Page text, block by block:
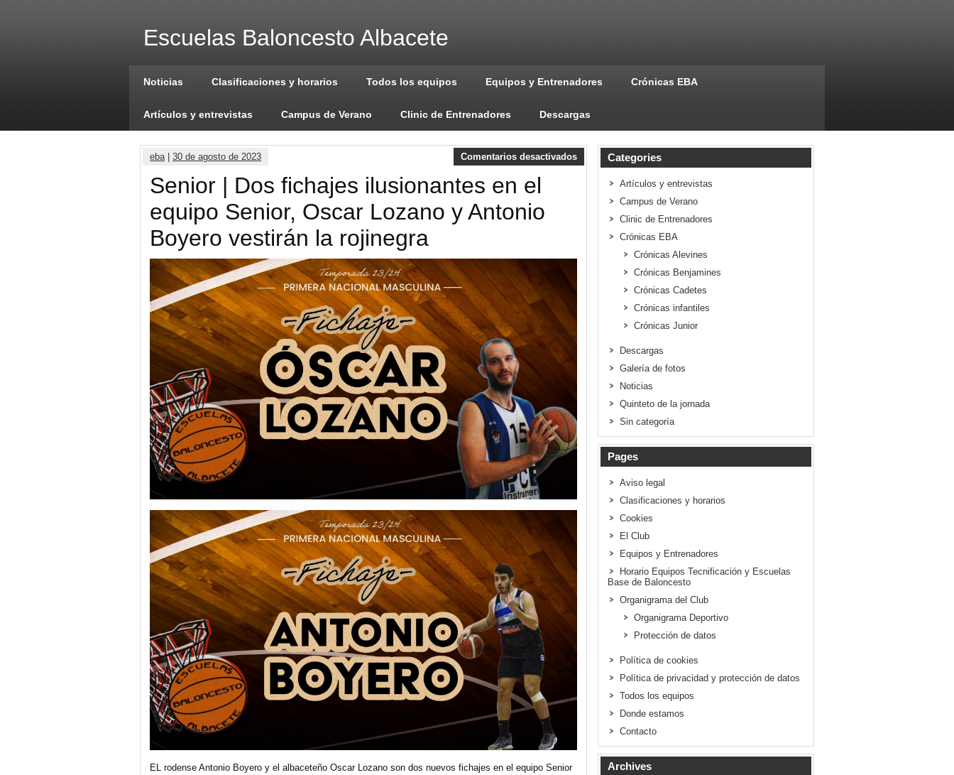
Escuelas Baloncesto Albacete
Noticias Clasificaciones y horarios Todos los equipos Equipos y Entrenadores Crónicas EBA
Artículos y entrevistas Campus de Verano Clinic de Entrenadores Descargas
eba| 30 de agosto de 2023 Comentarios desactivados
Senior | Dos fichajes ilusionantes en el
equipo Senior, Oscar Lozano y Antonio
Boyero vestirán la rojinegra
EL rodense Antonio Boyero y el albaceteño Oscar Lozano son dos nuevos fichajes en el equipo Senior
Categories
Artículos y entrevistas
Campus de Verano
Clinic de Entrenadores
Crónicas EBA
Crónicas Alevines
Crónicas Benjamines
Crónicas Cadetes
Crónicas infantiles
Crónicas Junior
Descargas
Galería de fotos
Noticias
Quinteto de la jornada
Sin categoría
Pages
Aviso legal
Clasificaciones y horarios
Cookies
El Club
Equipos y Entrenadores
Horario Equipos Tecnificación y Escuelas
Base de Baloncesto
Organigrama del Club
Organigrama Deportivo
Protección de datos
Política de cookies
Política de privacidad y protección de datos
Todos los equipos
Donde estamos
Contacto
Archives